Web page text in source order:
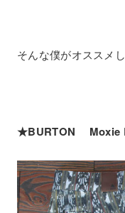
そんな僕がオススメ
★BURTON Moxie